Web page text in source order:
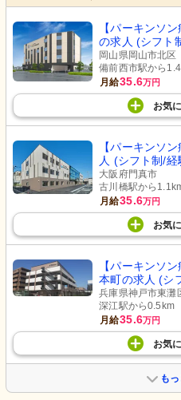
【パーキンソ
の求人 (シフト
岡山県岡山市北区
備前西市駅から
月給35.6万円
お気
【パーキンソ
人 (シフト制/
大阪府門真市
古川橋駅から
月給35.6万円
お気
【パーキンソ
本町の求人 (シ
兵庫県神戸市東灘
深江駅から0.5km
月給35.6万円
お気
も